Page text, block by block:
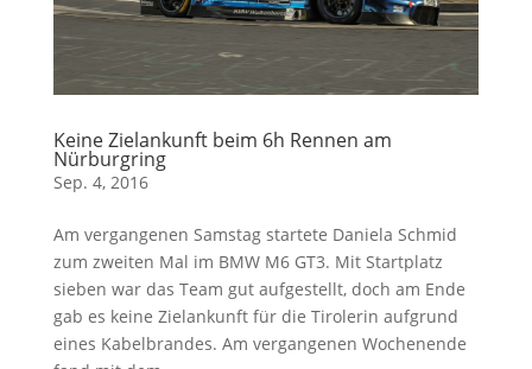
Keine Zielankunft beim 6h Rennen am
Nürburgring
Sep. 4, 2016
Am vergangenen Samstag startete Daniela Schmid
zum zweiten Mal im BMW M6 GT3. Mit Startplatz
sieben war das Team gut aufgestellt, doch am Ende
gab es keine Zielankunft für die Tirolerin aufgrund
eines Kabelbrandes. Am vergangenen Wochenende